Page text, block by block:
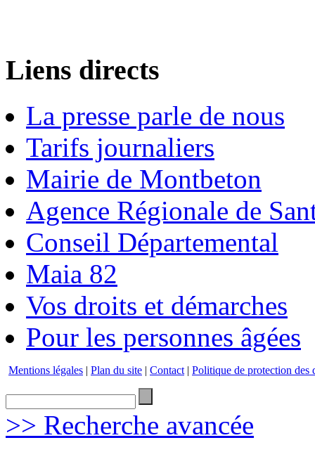
Liens directs
La presse parle de nous
Tarifs journaliers
Mairie de Montbeton
Agence Régionale de
Conseil Départemental
Maia 82
Vos droits et démarches
Pour les personnes âgées
Mentions légales | Plan du site | Contact | Politique de protection des
>> Recherche avancée